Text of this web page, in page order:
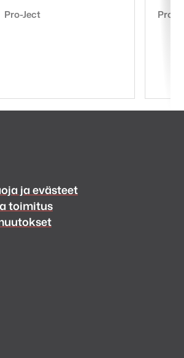
Tuotemerkki:
Pro-Ject Pro-
ja evästeet
toimitus